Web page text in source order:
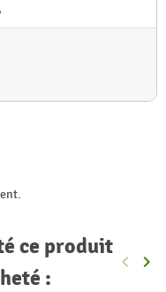
ce produit
:
keyboard_arrow_left keyboard_arrow_right